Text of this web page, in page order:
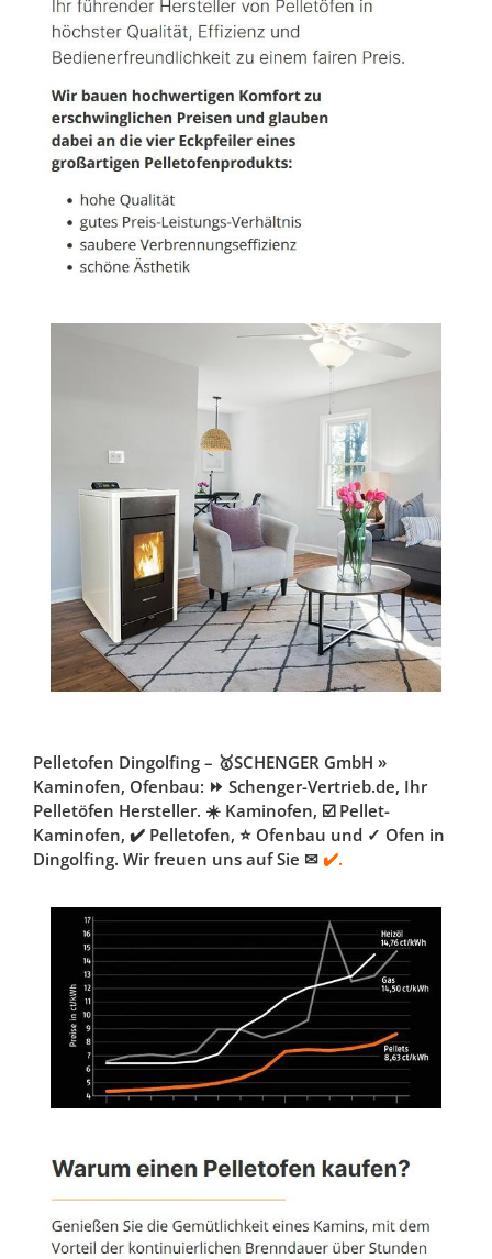
Pelletofen Dingolfing – 🥇SCHENGER GmbH »
Kaminofen, Ofenbau: ⏩ Schenger-Vertrieb.de, Ihr
Pelletöfen Hersteller. ☀️ Kaminofen, ☑️ Pellet-
Kaminofen, ✔️ Pelletofen, ⭐ Ofenbau und ✓ Ofen in
Dingolfing. Wir freuen uns auf Sie ✉ ✔️.